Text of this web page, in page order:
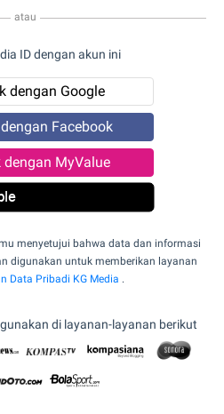
atau
ID dengan akun ini
dengan Google
Facebook
dengan MyValue
menyetujui bahwa data dan informasi
digunakan untuk memberikan layanan
Data Pribadi KG Media .
di layanan-layanan berikut